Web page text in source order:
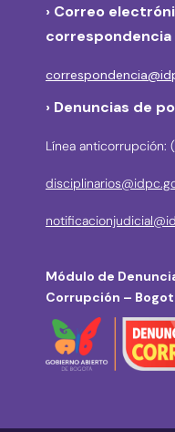
› Correo
correspondencia
› Denuncias de
Línea
Módulo de
Corrupción –